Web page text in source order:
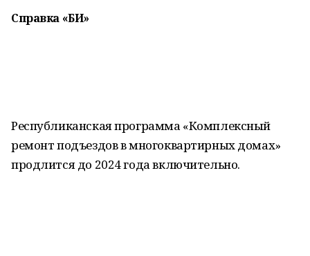
Справка «БИ»
Республиканская программа «Комплексный
ремонт подъездов в многоквартирных домах»
продлится до 2024 года включительно.